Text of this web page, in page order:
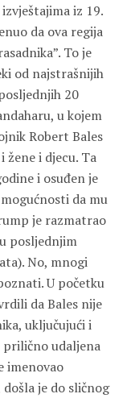
iz 19.
da ova regija
To je
od najstrašnijih
20
u kojem
Robert Bales
žene i djecu. Ta
i osuđen je
da mu
je razmatrao
posljednjim
No, mnogi
U početku
da Bales nije
uključujući i
prilično udaljena
imenovao
je do sličnog